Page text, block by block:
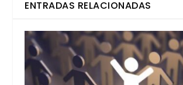
ENTRADAS RELACIONADAS